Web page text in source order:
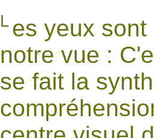
L es yeux
notre vue :
se fait la